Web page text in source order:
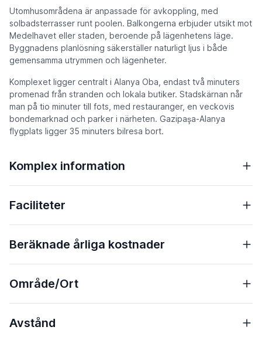
Utomhusområdena är anpassade för avkoppling, med
solbadsterrasser runt poolen. Balkongerna erbjuder utsikt mot
Medelhavet eller staden, beroende på lägenhetens läge.
Byggnadens planlösning säkerställer naturligt ljus i både
gemensamma utrymmen och lägenheter.
Komplexet ligger centralt i Alanya Oba, endast två minuters
promenad från stranden och lokala butiker. Stadskärnan når
man på tio minuter till fots, med restauranger, en veckovis
bondemarknad och parker i närheten. Gazipaşa-Alanya
flygplats ligger 35 minuters bilresa bort.
Komplex information
Faciliteter
Beräknade årliga kostnader
Område/Ort
Avstånd